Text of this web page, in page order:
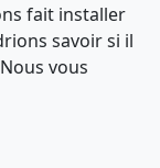
fait installer
savoir si il
vous